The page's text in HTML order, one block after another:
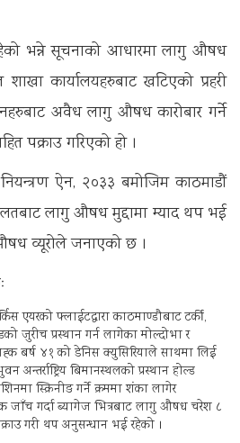
भन्ने सूचनाको आधारमा लागु औषध
शाखा कार्यालयहरुबाट खटिएको प्रहरी
अवैध लागु औषध कारोबार गर्ने
पक्राउ गरिएको हाे ।
ऐन, २०३३ बमोजिम काठमाडाैं
लागु औषध मुद्दामा म्याद थप भई
व्यूरोले जनाएको छ ।
एयरको फ्लाईटद्वारा काठमाण्डौबाट टर्की,
जुरीच प्रस्थान गर्न लागेका मोल्दोभा र
बर्ष ४१ को डेनिस क्युसिरियाले साथमा लिई
बिमानस्थलको प्रस्थान होल्ड
स्क्रिनीङ गर्ने क्रममा शंका लागेर
गर्दा ब्यागेज भित्रबाट लागु औषध चरेश ८
गरी थप अनुसन्धान भई रहेको ।